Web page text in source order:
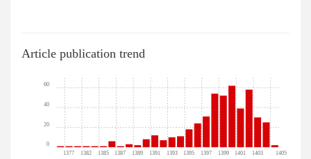
Article publication trend
1377 1382 1385 1387 1389 1391 1393 1395 1397 1399 1401 1403 1405
0
20
40
60